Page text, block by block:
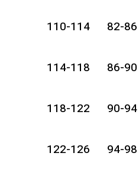
82-86
110-114
86-90
114-118
90-94
118-122
94-98
122-126